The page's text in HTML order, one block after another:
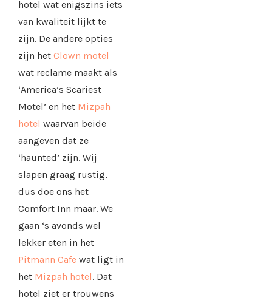
hotel wat enigszins iets
van kwaliteit lijkt te
zijn. De andere opties
zijn het Clown motel
wat reclame maakt als
‘America’s Scariest
Motel’ en het Mizpah
hotel waarvan beide
aangeven dat ze
‘haunted’ zijn. Wij
slapen graag rustig,
dus doe ons het
Comfort Inn maar. We
gaan ‘s avonds wel
lekker eten in het
Pitmann Cafe wat ligt in
het Mizpah hotel. Dat
hotel ziet er trouwens